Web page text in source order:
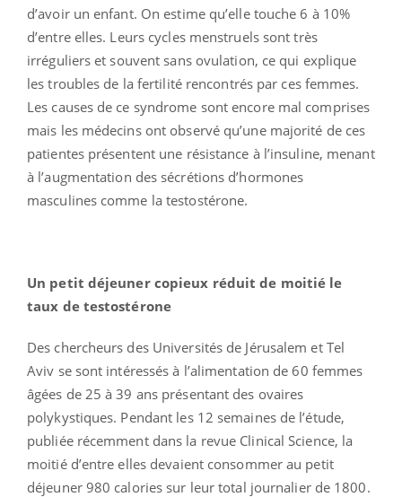
d’avoir un enfant. On estime qu’elle touche 6 à 10%
d’entre elles. Leurs cycles menstruels sont très
irréguliers et souvent sans ovulation, ce qui explique
les troubles de la fertilité rencontrés par ces femmes.
Les causes de ce syndrome sont encore mal comprises
mais les médecins ont observé qu’une majorité de ces
patientes présentent une résistance à l’insuline, menant
à l’augmentation des sécrétions d’hormones
masculines comme la testostérone.
Un petit déjeuner copieux réduit de moitié le
taux de testostérone
Des chercheurs des Universités de Jérusalem et Tel
Aviv se sont intéressés à l’alimentation de 60 femmes
âgées de 25 à 39 ans présentant des ovaires
polykystiques. Pendant les 12 semaines de l’étude,
publiée récemment dans la revue Clinical Science, la
moitié d’entre elles devaient consommer au petit
déjeuner 980 calories sur leur total journalier de 1800.